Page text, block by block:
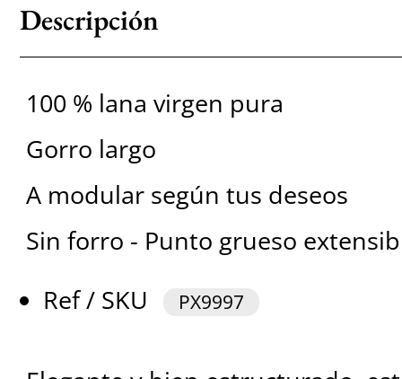
Descripción
100 % lana virgen pura
Gorro largo
A modular según tus deseos
Sin forro - Punto grueso
Ref / SKU
PX9997